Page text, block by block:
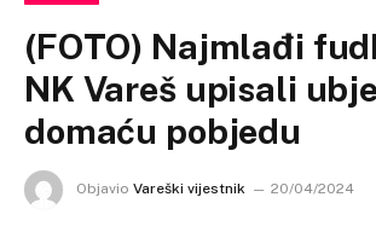
(FOTO) Najmlađi
NK Vareš upisali
domaću pobjedu
Objavio Vareški vijestnik 20/04/2024